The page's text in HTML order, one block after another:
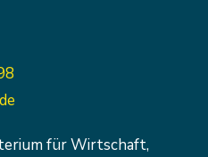
für Wirtschaft,